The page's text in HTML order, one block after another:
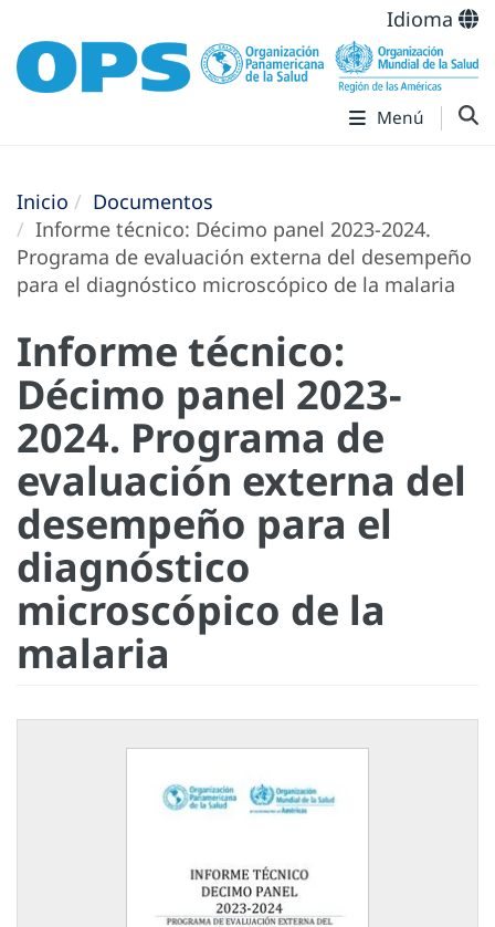
Idioma
Menú
Inicio
Documentos
Informe técnico: Décimo panel 2023-2024.
Programa de evaluación externa del desempeño
para el diagnóstico microscópico de la malaria
Informe técnico:
Décimo panel 2023-
2024. Programa de
evaluación externa del
desempeño para el
diagnóstico
microscópico de la
malaria